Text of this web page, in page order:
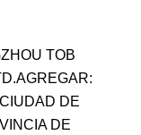
TOB
DE
DE